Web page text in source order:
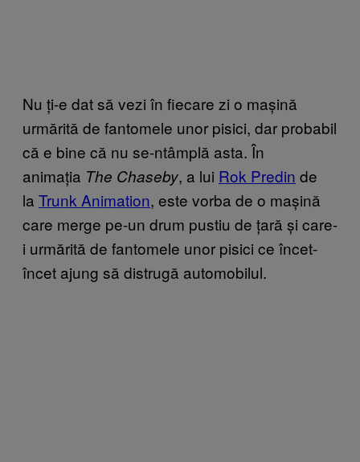
Nu ți-e dat să vezi în fiecare zi o mașină
urmărită de fantomele unor pisici, dar probabil
că e bine că nu se-ntâmplă asta. În
animația The Chaseby, a lui Rok Predin de
la Trunk Animation, este vorba de o mașină
care merge pe-un drum pustiu de țară și care-
i urmărită de fantomele unor pisici ce încet-
încet ajung să distrugă automobilul.